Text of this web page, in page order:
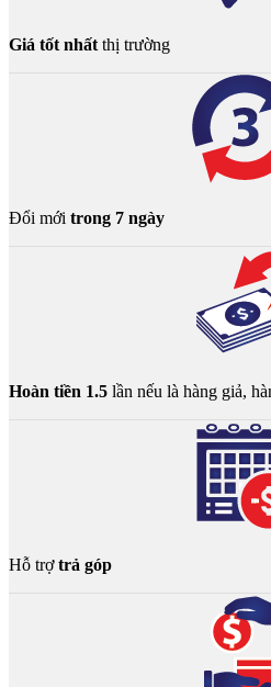
Giá tốt nhất thị trường
Đổi mới trong 7 ngày
Hoàn tiền 1.5 lần nếu là hàng giả,
Hỗ trợtrả góp